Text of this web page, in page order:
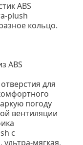
ABS
plush
кольцо.
ABS
для
погоду
вентиляции
с
мягкая,